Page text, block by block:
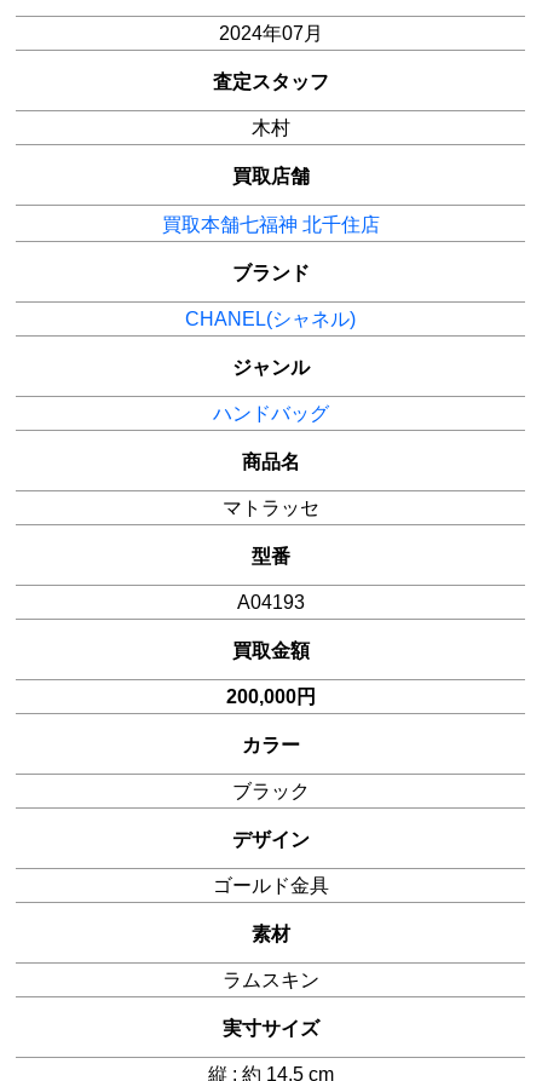
2024年07月
査定スタッフ
木村
買取店舗
買取本舗七福神 北千住店
ブランド
CHANEL(シャネル)
ジャンル
ハンドバッグ
商品名
マトラッセ
型番
A04193
買取金額
200,000円
カラー
ブラック
デザイン
ゴールド金具
素材
ラムスキン
実寸サイズ
縦 : 約 14.5 cm